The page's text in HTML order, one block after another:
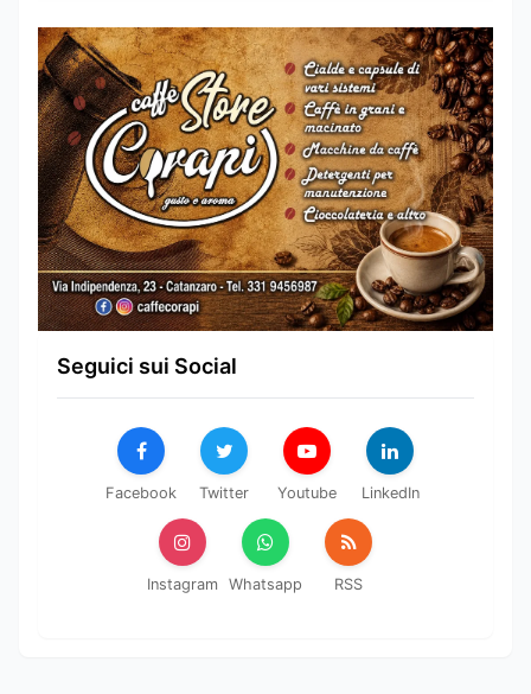
Seguici sui Social
Facebook Twitter Youtube LinkedIn
Instagram Whatsapp RSS